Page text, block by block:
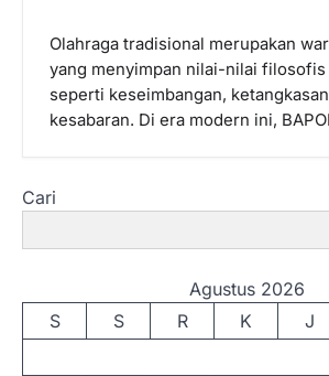
Olahraga tradisional merupakan
yang menyimpan nilai-nilai filosofis
seperti keseimbangan,
kesabaran. Di era modern ini,
Cari
Agustus 2026
S
S R K J